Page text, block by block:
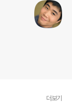
더보기